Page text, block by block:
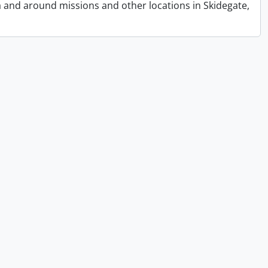
around missions and other locations in Skidegate,